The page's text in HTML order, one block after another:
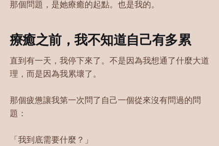
那個問題，是她療癒的起點。也是我的。
療癒之前，我不知道自己有多累
直到有一天，我停下來了。不是因為我想通了什麼大道
理，而是因為我累壞了。
那個疲憊讓我第一次問了自己一個從來沒有問過的問
題：
「我到底需要什麼？」